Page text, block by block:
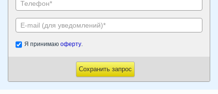
Я принимаю оферту.
Сохранить запрос